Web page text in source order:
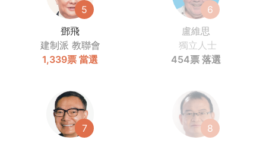
5
鄧飛
建制派 教聯會
1,339票 當選
6
盧維思
獨立人士
454票 落選
7
8